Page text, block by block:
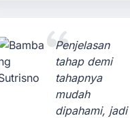
Penjelasan
tahap demi
tahapnya
mudah
dipahami, jadi